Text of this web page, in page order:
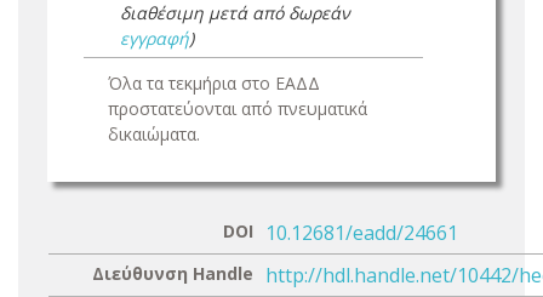
διαθέσιμη μετά από δωρεάν
εγγραφή)
Όλα τα τεκμήρια στο ΕΑΔΔ
προστατεύονται από πνευματικά
δικαιώματα.
DOI 10.12681/eadd/24661
Διεύθυνση Handle http://hdl.handle.net/10442/